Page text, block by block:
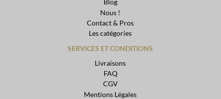
Blog
Nous !
Contact & Pros
Les catégories
SERVICES ET CONDITIONS
Livraisons
FAQ
CGV
Mentions Légales